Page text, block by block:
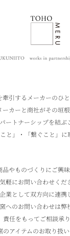
引するメーカーのひと
ーカーと商社がその垣
パートナーシップを結ぶ
と」・「繋ぐこと」に
品やものづくりにご興味
軽にお問い合わせくだ
業として双方向に連携
へのお問い合わせは弊
責任をもってご相談承り
のアイテムのお取り扱い